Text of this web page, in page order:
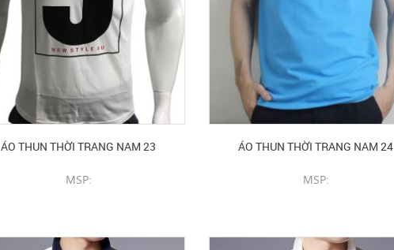
ÁO THUN THỜI TRANG NAM 23
MSP:
ÁO THUN THỜI TRANG NAM 24
MSP: